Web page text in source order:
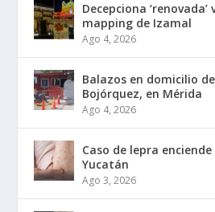
Decepciona
mapping de Izamal
Ago 4, 2026
Balazos en domicilio
Bojórquez, en Mérida
Ago 4, 2026
Caso de lepra
Yucatán
Ago 3, 2026